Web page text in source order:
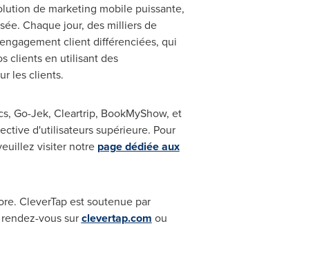
de marketing mobile puissante,
Chaque jour, des milliers de
client différenciées, qui
clients en utilisant des
les clients.
Go-Jek, Cleartrip, BookMyShow, et
d'utilisateurs supérieure. Pour
visiter notre page dédiée aux
. CleverTap est soutenue par
vous surclevertap.com ou